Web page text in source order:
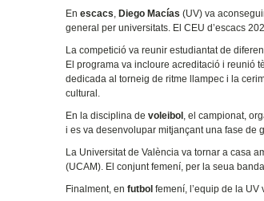
Enescacs,Diego Macías (UV) va
general per universitats. El CEU d’escacs
La competició va reunir estudiantat de
El programa va incloure acreditació i reunió
dedicada al torneig de ritme llampec i la
cultural.
En la disciplina devoleibol , el campionat,
i es va desenvolupar mitjançant una fase de
La Universitat de València va tornar a casa
(UCAM). El conjunt femení, per la seua
Finalment, enfutbolfemení, l’equip de la